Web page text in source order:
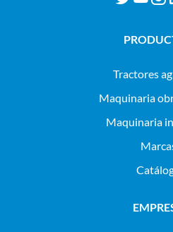
tractores
maquinaria
maquinaria